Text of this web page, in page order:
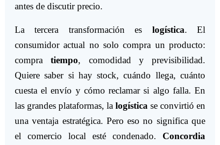
antes de discutir precio.
La tercera transformación es logística. El
consumidor actual no solo compra un producto:
compratiempo, comodidad y previsibilidad.
Quiere saber si hay stock, cuándo llega, cuánto
cuesta el envío y cómo reclamar si algo falla. En
las grandes plataformas, la logística se convirtió en
una ventaja estratégica. Pero eso no significa que
el comercio local esté condenado. Concordia